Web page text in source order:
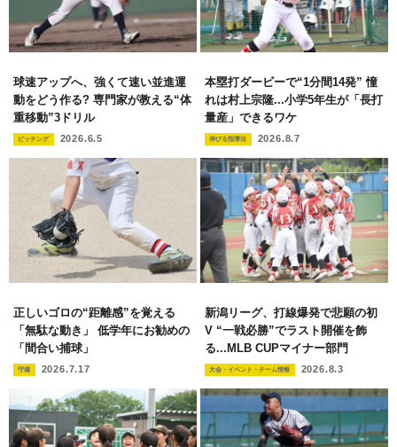
球速アップへ、強くて速い並進運
動をどう作る? 専門家が教える“体
重移動”3ドリル
ピッチング 2026.6.5
本塁打ダービーで“1分間14発” 憧
れは村上宗隆...小学5年生が「長打
量産」できるワケ
伸びる指導法 2026.8.7
正しいゴロの“距離感”を覚える
「無駄な動き」 低学年にお勧めの
「間合い捕球」
守備 2026.7.17
新潟リーグ、打線爆発で悲願の初
V “一戦必勝”でラスト開催を飾
る...MLB CUPマイナー部門
大会・イベント・チーム情報 2026.8.3